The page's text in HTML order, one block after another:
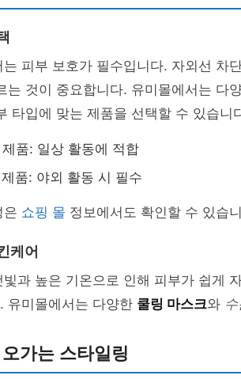
피부 보호가 필수입니다. 자외선 차
는 것이 중요합니다. 유미몰에서는 다
타입에 맞는 제품을 선택할 수 있습니
품: 일상 활동에 적합
품: 야외 활동 시 필수
은 쇼핑 몰 정보에서도 확인할 수 있습
케어
과 높은 기온으로 인해 피부가 쉽게
유미몰에서는 다양한 쿨링 마스크와
가는 스타일링